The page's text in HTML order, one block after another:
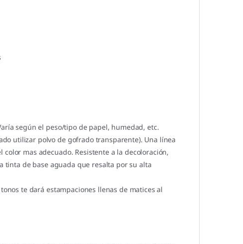
según el peso/tipo de papel, humedad, etc.
utilizar polvo de gofrado transparente). Una línea
mas adecuado. Resistente a la decoloración,
de base aguada que resalta por su alta
te dará estampaciones llenas de matices al